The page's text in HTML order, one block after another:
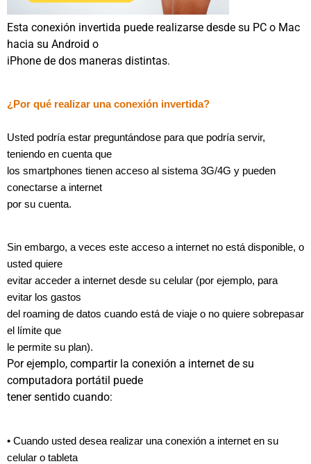
Esta conexión invertida puede realizarse desde su PC o Mac
hacia su Android o
iPhone de dos maneras distintas.
¿Por qué realizar una conexión invertida?
Usted podría estar preguntándose para que podría servir,
teniendo en cuenta que
los smartphones tienen acceso al sistema 3G/4G y pueden
conectarse a internet
por su cuenta.
Sin embargo, a veces este acceso a internet no está disponible, o
usted quiere
evitar acceder a internet desde su celular (por ejemplo, para
evitar los gastos
del roaming de datos cuando está de viaje o no quiere sobrepasar
el límite que
le permite su plan).
Por ejemplo, compartir la conexión a internet de su
computadora portátil puede
tener sentido cuando:
• Cuando usted desea realizar una conexión a internet en su
celular o tableta